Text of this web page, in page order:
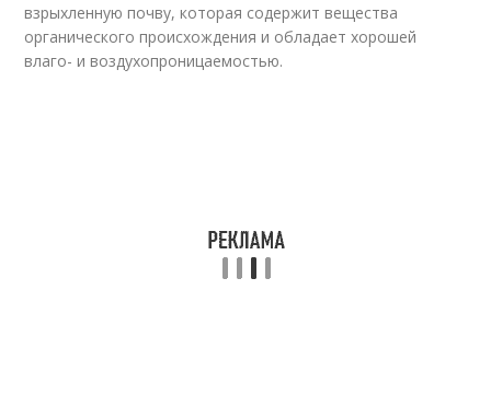
взрыхленную почву, которая содержит вещества
органического происхождения и обладает хорошей
влаго- и воздухопроницаемостью.